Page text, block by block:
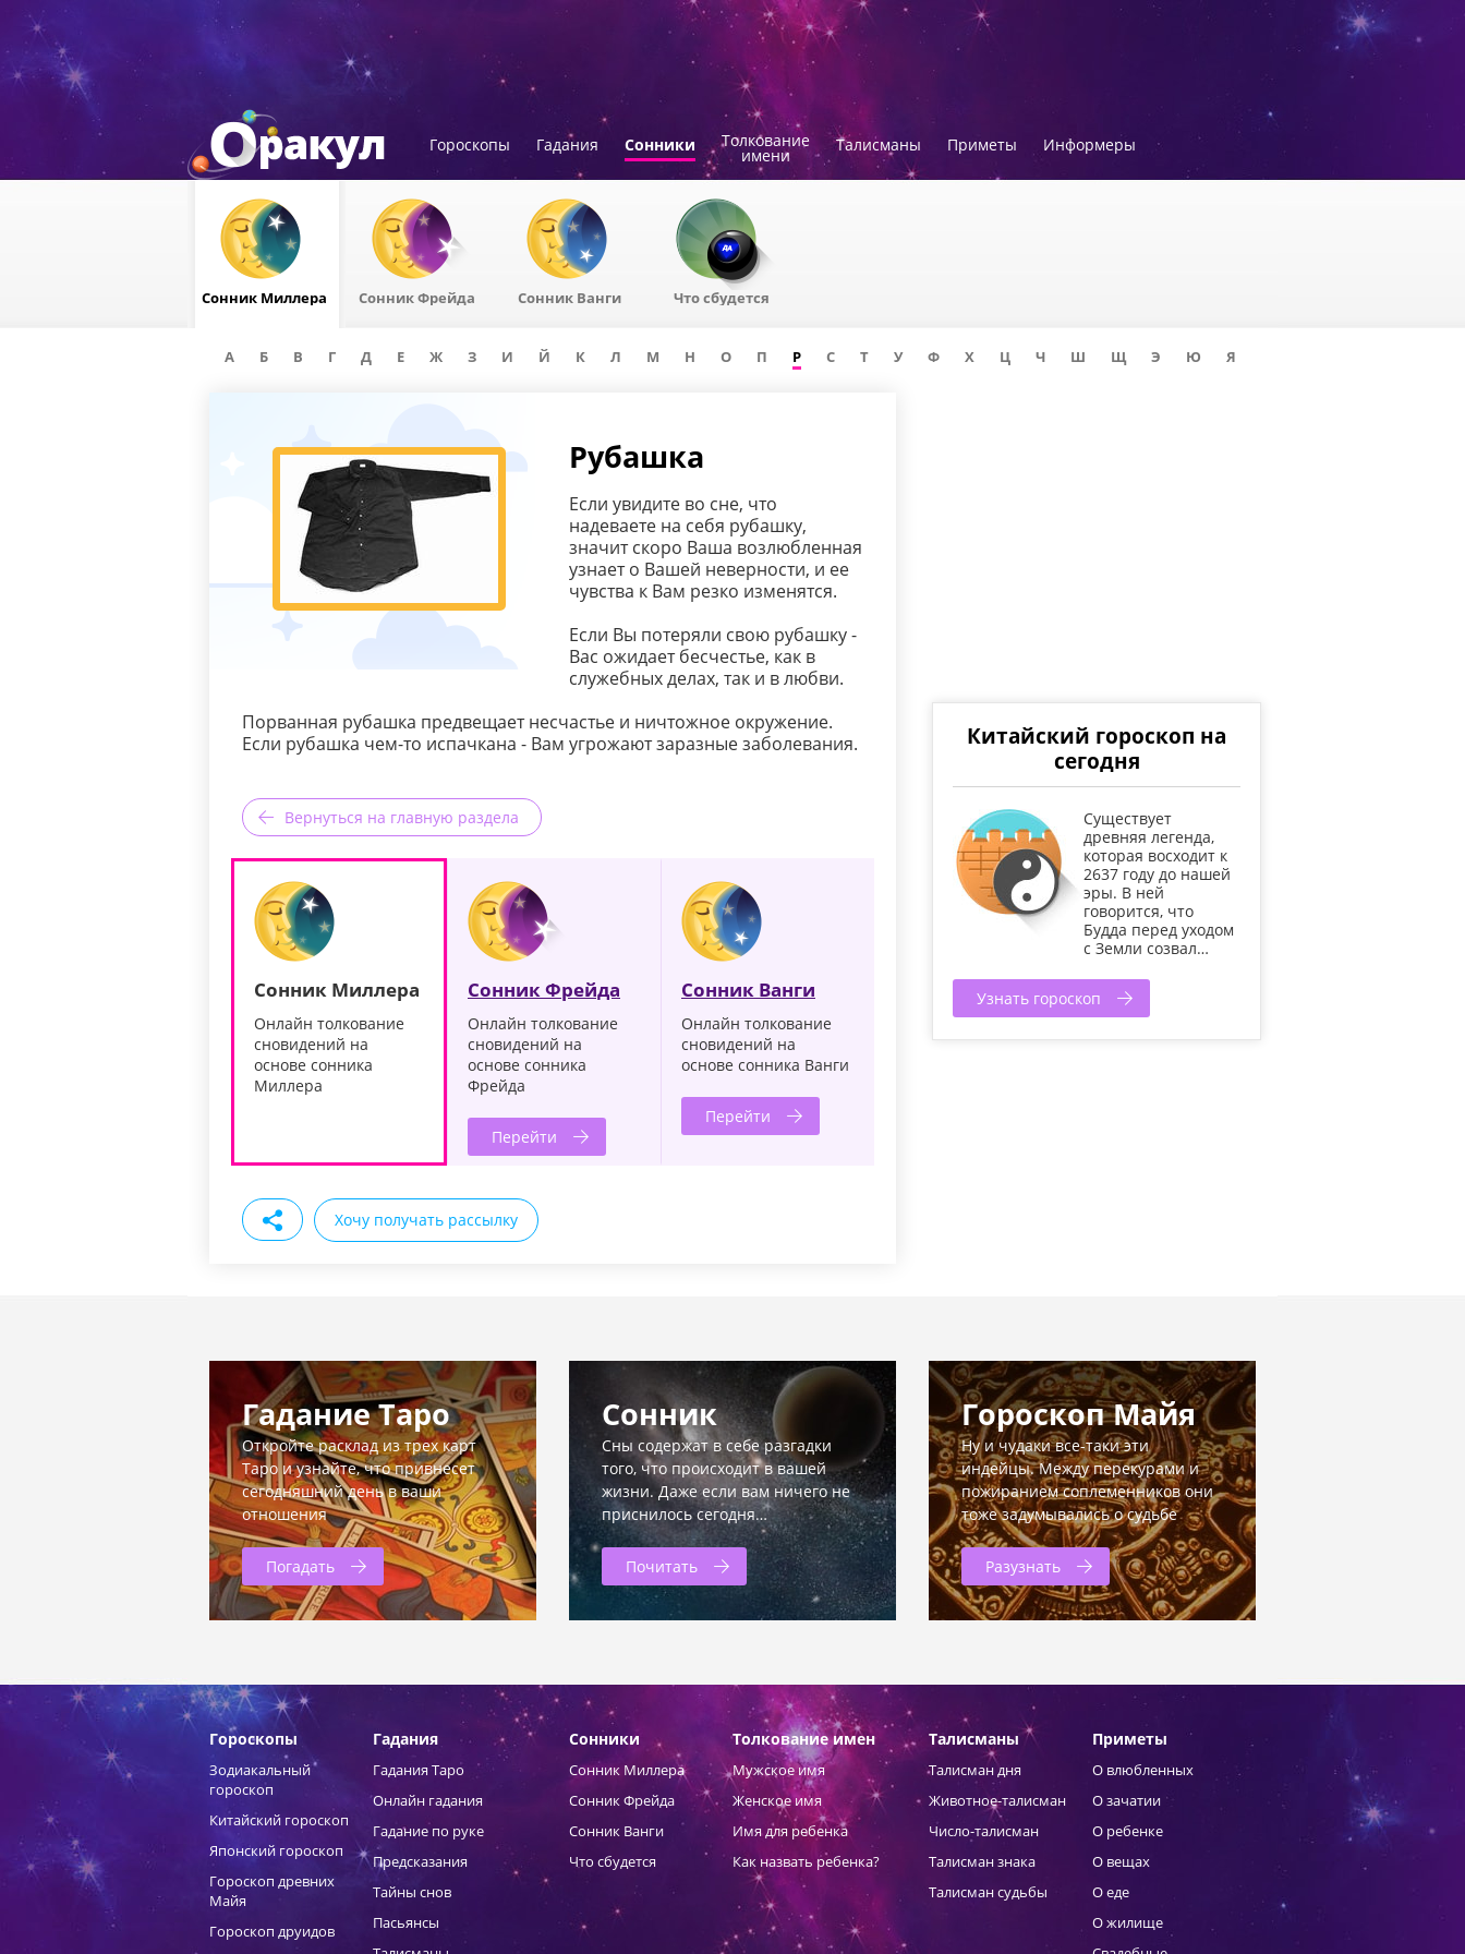
Гороскопы Гадания Сонники Толкование
имени
Талисманы Приметы Информеры
Сонник Миллера Сонник Фрейда Сонник Ванги Что сбудется
А Б В Г Д Е Ж З И Й К Л М Н О П Р С Т У Ф Х Ц Ч Ш Щ Э Ю Я
Рубашка
Если увидите во сне, что
надеваете на себя рубашку,
значит скоро Ваша возлюбленная
узнает о Вашей неверности, и ее
чувства к Вам резко изменятся.
Если Вы потеряли свою рубашку -
Вас ожидает бесчестье, как в
служебных делах, так и в любви.
Порванная рубашка предвещает несчастье и ничтожное окружение.
Если рубашка чем-то испачкана - Вам угрожают заразные заболевания.
Вернуться на главную раздела
Сонник Миллера
Онлайн толкование
сновидений на
основе сонника
Миллера
Сонник Фрейда
Онлайн толкование
сновидений на
основе сонника
Фрейда
Перейти
Сонник Ванги
Онлайн толкование
сновидений на
основе сонника Ванги
Перейти
Хочу получать рассылку
Китайский гороскоп на
сегодня
Существует
древняя легенда,
которая восходит к
2637 году до нашей
эры. В ней
говорится, что
Будда перед уходом
с Земли созвал…
Узнать гороскоп
Гадание Таро
Откройте расклад из трех карт
Таро и узнайте, что привнесет
сегодняшний день в ваши
отношения
Погадать
Сонник
Сны содержат в себе разгадки
того, что происходит в вашей
жизни. Даже если вам ничего не
приснилось сегодня…
Почитать
Гороскоп Майя
Ну и чудаки все-таки эти
индейцы. Между перекурами и
пожиранием соплеменников они
тоже задумывались о судьбе
Разузнать
Гороскопы
Зодиакальный
гороскоп
Китайский гороскоп
Японский гороскоп
Гороскоп древних
Майя
Гороскоп друидов
Гадания
Гадания Таро
Онлайн гадания
Гадание по руке
Предсказания
Тайны снов
Пасьянсы
Сонники
Сонник Миллера
Сонник Фрейда
Сонник Ванги
Что сбудется
Толкование имен
Мужское имя
Женское имя
Имя для ребенка
Как назвать ребенка?
Талисманы
Талисман дня
Животное-талисман
Число-талисман
Талисман знака
Талисман судьбы
Приметы
О влюбленных
О зачатии
О ребенке
О вещах
О еде
О жилище